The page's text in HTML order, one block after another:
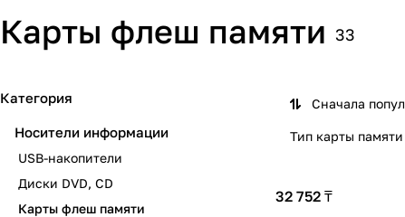
Карты флеш памяти 33
Сначала
Тип карты памяти
32 752 ₸
Категория
Носители информации
USB-накопители
Диски DVD, CD
Карты флеш памяти